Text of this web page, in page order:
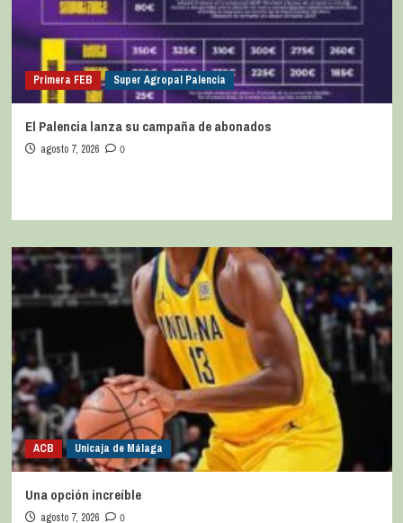
Primera FEB Super Agropal Palencia
El Palencia lanza su campaña de abonados
agosto 7, 2026 0
ACB Unicaja de Málaga
Una opción increíble
agosto 7, 2026 0